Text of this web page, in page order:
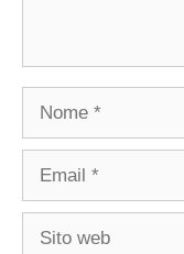
Nome
Email
Sito